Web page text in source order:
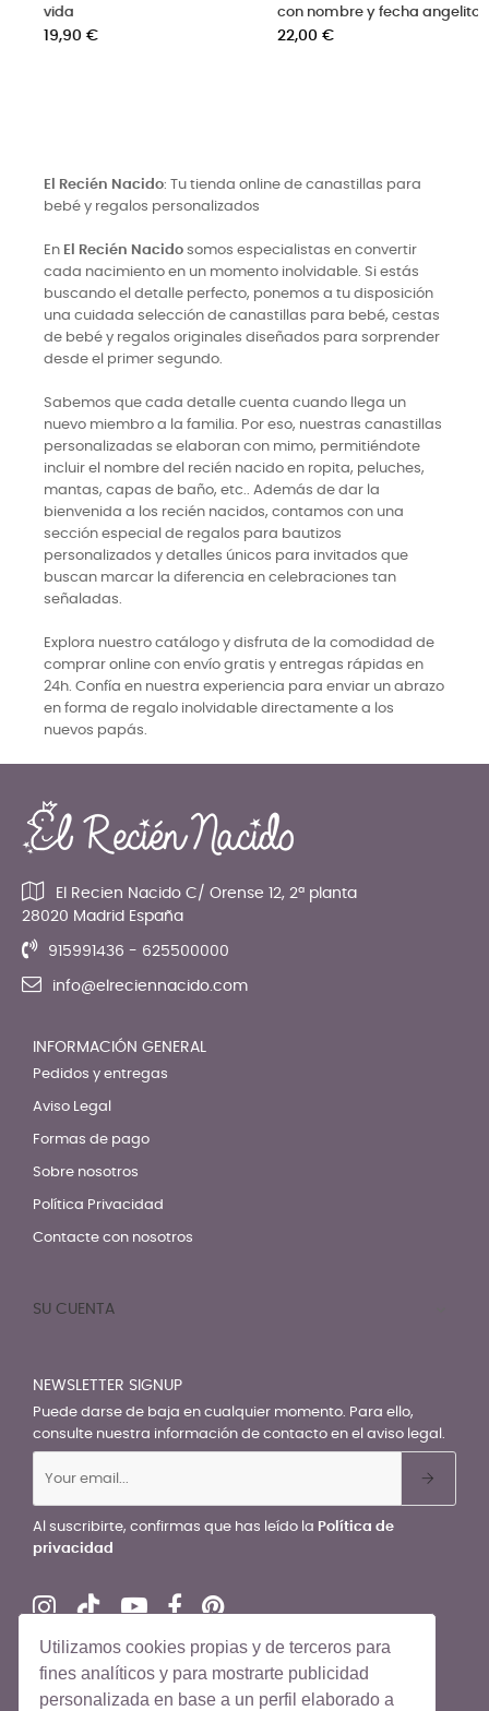
Utilizamos cookies propias y de terceros para
fines analíticos y para mostrarte publicidad
personalizada en base a un perfil elaborado a
con nombre y fecha angelito
Precio
22,00 €
para bebé niña
Precio
18,90 €
El Recién Nacido: Tu tienda online de canastillas para
bebé y regalos personalizados
En El Recién Nacido somos especialistas en convertir
cada nacimiento en un momento inolvidable. Si estás
buscando el detalle perfecto, ponemos a tu disposición
una cuidada selección de canastillas para bebé, cestas
de bebé y regalos originales diseñados para sorprender
desde el primer segundo.
Sabemos que cada detalle cuenta cuando llega un
nuevo miembro a la familia. Por eso, nuestras canastillas
personalizadas se elaboran con mimo, permitiéndote
incluir el nombre del recién nacido en ropita, peluches,
mantas, capas de baño, etc.. Además de dar la
bienvenida a los recién nacidos, contamos con una
sección especial de regalos para bautizos
personalizados y detalles únicos para invitados que
buscan marcar la diferencia en celebraciones tan
señaladas.
Explora nuestro catálogo y disfruta de la comodidad de
comprar online con envío gratis y entregas rápidas en
24h. Confía en nuestra experiencia para enviar un abrazo
en forma de regalo inolvidable directamente a los
nuevos papás.
El Recien Nacido C/ Orense 12, 2ª planta
28020 Madrid España
915991436 - 625500000
info@elreciennacido.com
INFORMACIÓN GENERAL
Pedidos y entregas
Aviso Legal
Formas de pago
Sobre nosotros
Política Privacidad
Contacte con nosotros
SU CUENTA
NEWSLETTER SIGNUP
Puede darse de baja en cualquier momento. Para ello,
consulte nuestra información de contacto en el aviso legal.
Al suscribirte, confirmas que has leído la Política de
privacidad